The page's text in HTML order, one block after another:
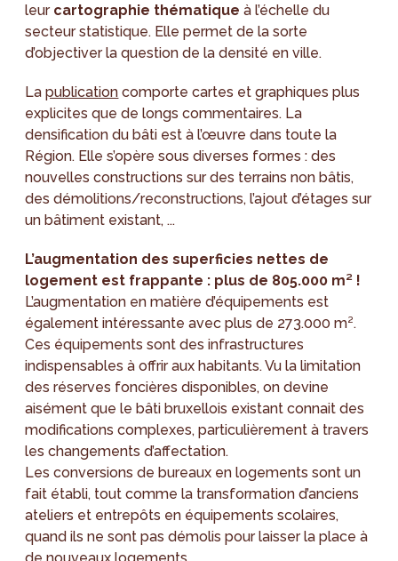
leur cartographie thématique à l’échelle du
secteur statistique. Elle permet de la sorte
d’objectiver la question de la densité en ville.
Lapublication comporte cartes et graphiques plus
explicites que de longs commentaires. La
densification du bâti est à l’œuvre dans toute la
Région. Elle s’opère sous diverses formes : des
nouvelles constructions sur des terrains non bâtis,
des démolitions/reconstructions, l’ajout d’étages sur
un bâtiment existant, ...
L’augmentation des superficies nettes de
logement est frappante : plus de 805.000 m² !
L’augmentation en matière d’équipements est
également intéressante avec plus de 273.000 m².
Ces équipements sont des infrastructures
indispensables à offrir aux habitants. Vu la limitation
des réserves foncières disponibles, on devine
aisément que le bâti bruxellois existant connait des
modifications complexes, particulièrement à travers
les changements d’affectation.
Les conversions de bureaux en logements sont un
fait établi, tout comme la transformation d’anciens
ateliers et entrepôts en équipements scolaires,
quand ils ne sont pas démolis pour laisser la place à